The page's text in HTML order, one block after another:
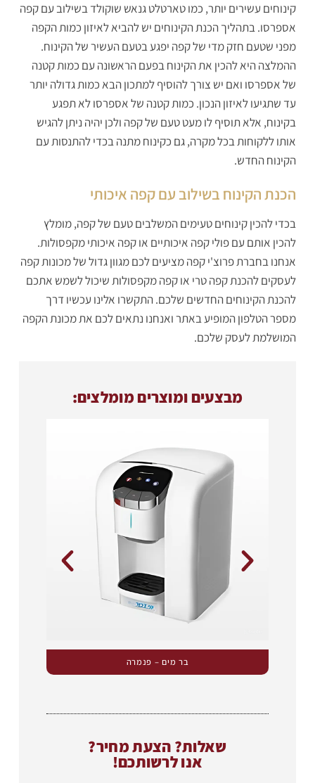
קינוחים עשירים יותר, כמו טארטלט גנאש שוקולד בשילוב עם קפה
אספרסו. בתהליך הכנת הקינוחים יש להביא לאיזון כמות הקפה
מפני שטעם חזק מדי של קפה יפגע בטעם העשיר של הקינוח.
ההמלצה היא להכין את הקינוח בפעם הראשונה עם כמות קטנה
של אספרסו ואם יש צורך להוסיף למתכון הבא כמות גדולה יותר
עד שתגיעו לאיזון הנכון. כמות קטנה של אספרסו לא תפגע
בקינוח, אלא תוסיף לו מעט טעם של קפה ולכן יהיה ניתן להגיש
אותו ללקוחות בכל מקרה, גם כקינוח מתנה בכדי להתנסות עם
הקינוח החדש.
הכנת הקינוח בשילוב עם קפה איכותי
בכדי להכין קינוחים טעימים המשלבים טעם של קפה, מומלץ
להכין אותם עם פולי קפה איכותיים או קפה איכותי מקפסולות.
אנחנו בחברת פרוצ'י קפה מציעים לכם מגוון גדול של מכונות קפה
לעסקים להכנת קפה טרי או קפה מקפסולות שיכול לשמש אתכם
להכנת הקינוחים החדשים שלכם. התקשרו אלינו עכשיו דרך
מספר הטלפון המופיע באתר ואנחנו נתאים לכם את מכונת הקפה
המושלמת לעסק שלכם.
מבצעים ומוצרים מומלצים:
בר מים – פנמרה
שאלות? הצעת מחיר?
אנו לרשותכם!